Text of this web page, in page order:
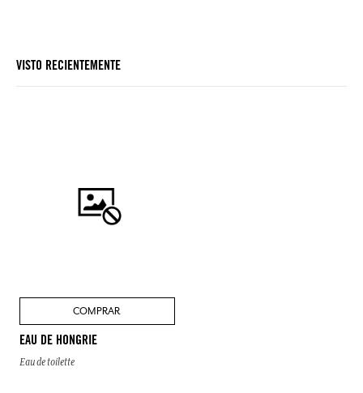
VISTO RECIENTEMENTE
COMPRAR
EAU DE HONGRIE
Eau de toilette